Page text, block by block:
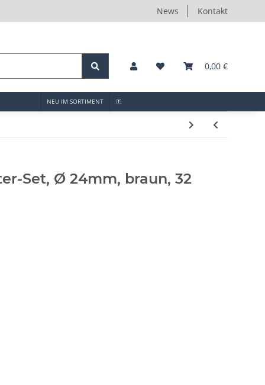
News Kontakt
0,00 €
NEU IM SORTIMENT
Set, Ø 24mm, braun, 32